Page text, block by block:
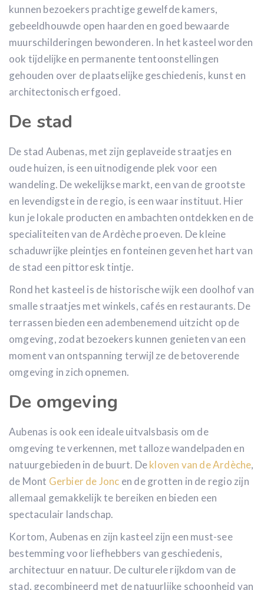
kunnen bezoekers prachtige gewelfde kamers,
gebeeldhouwde open haarden en goed bewaarde
muurschilderingen bewonderen. In het kasteel worden
ook tijdelijke en permanente tentoonstellingen
gehouden over de plaatselijke geschiedenis, kunst en
architectonisch erfgoed.
De stad
De stad Aubenas, met zijn geplaveide straatjes en
oude huizen, is een uitnodigende plek voor een
wandeling. De wekelijkse markt, een van de grootste
en levendigste in de regio, is een waar instituut. Hier
kun je lokale producten en ambachten ontdekken en de
specialiteiten van de Ardèche proeven. De kleine
schaduwrijke pleintjes en fonteinen geven het hart van
de stad een pittoresk tintje.
Rond het kasteel is de historische wijk een doolhof van
smalle straatjes met winkels, cafés en restaurants. De
terrassen bieden een adembenemend uitzicht op de
omgeving, zodat bezoekers kunnen genieten van een
moment van ontspanning terwijl ze de betoverende
omgeving in zich opnemen.
De omgeving
Aubenas is ook een ideale uitvalsbasis om de
omgeving te verkennen, met talloze wandelpaden en
natuurgebieden in de buurt. Dekloven van de Ardèche,
de Mont Gerbier de Jonc en de grotten in de regio zijn
allemaal gemakkelijk te bereiken en bieden een
spectaculair landschap.
Kortom, Aubenas en zijn kasteel zijn een must-see
bestemming voor liefhebbers van geschiedenis,
architectuur en natuur. De culturele rijkdom van de
stad, gecombineerd met de natuurlijke schoonheid van